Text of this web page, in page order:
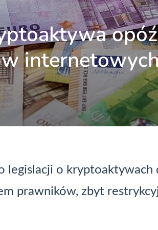
legislacji o kryptoaktywach
prawników, zbyt